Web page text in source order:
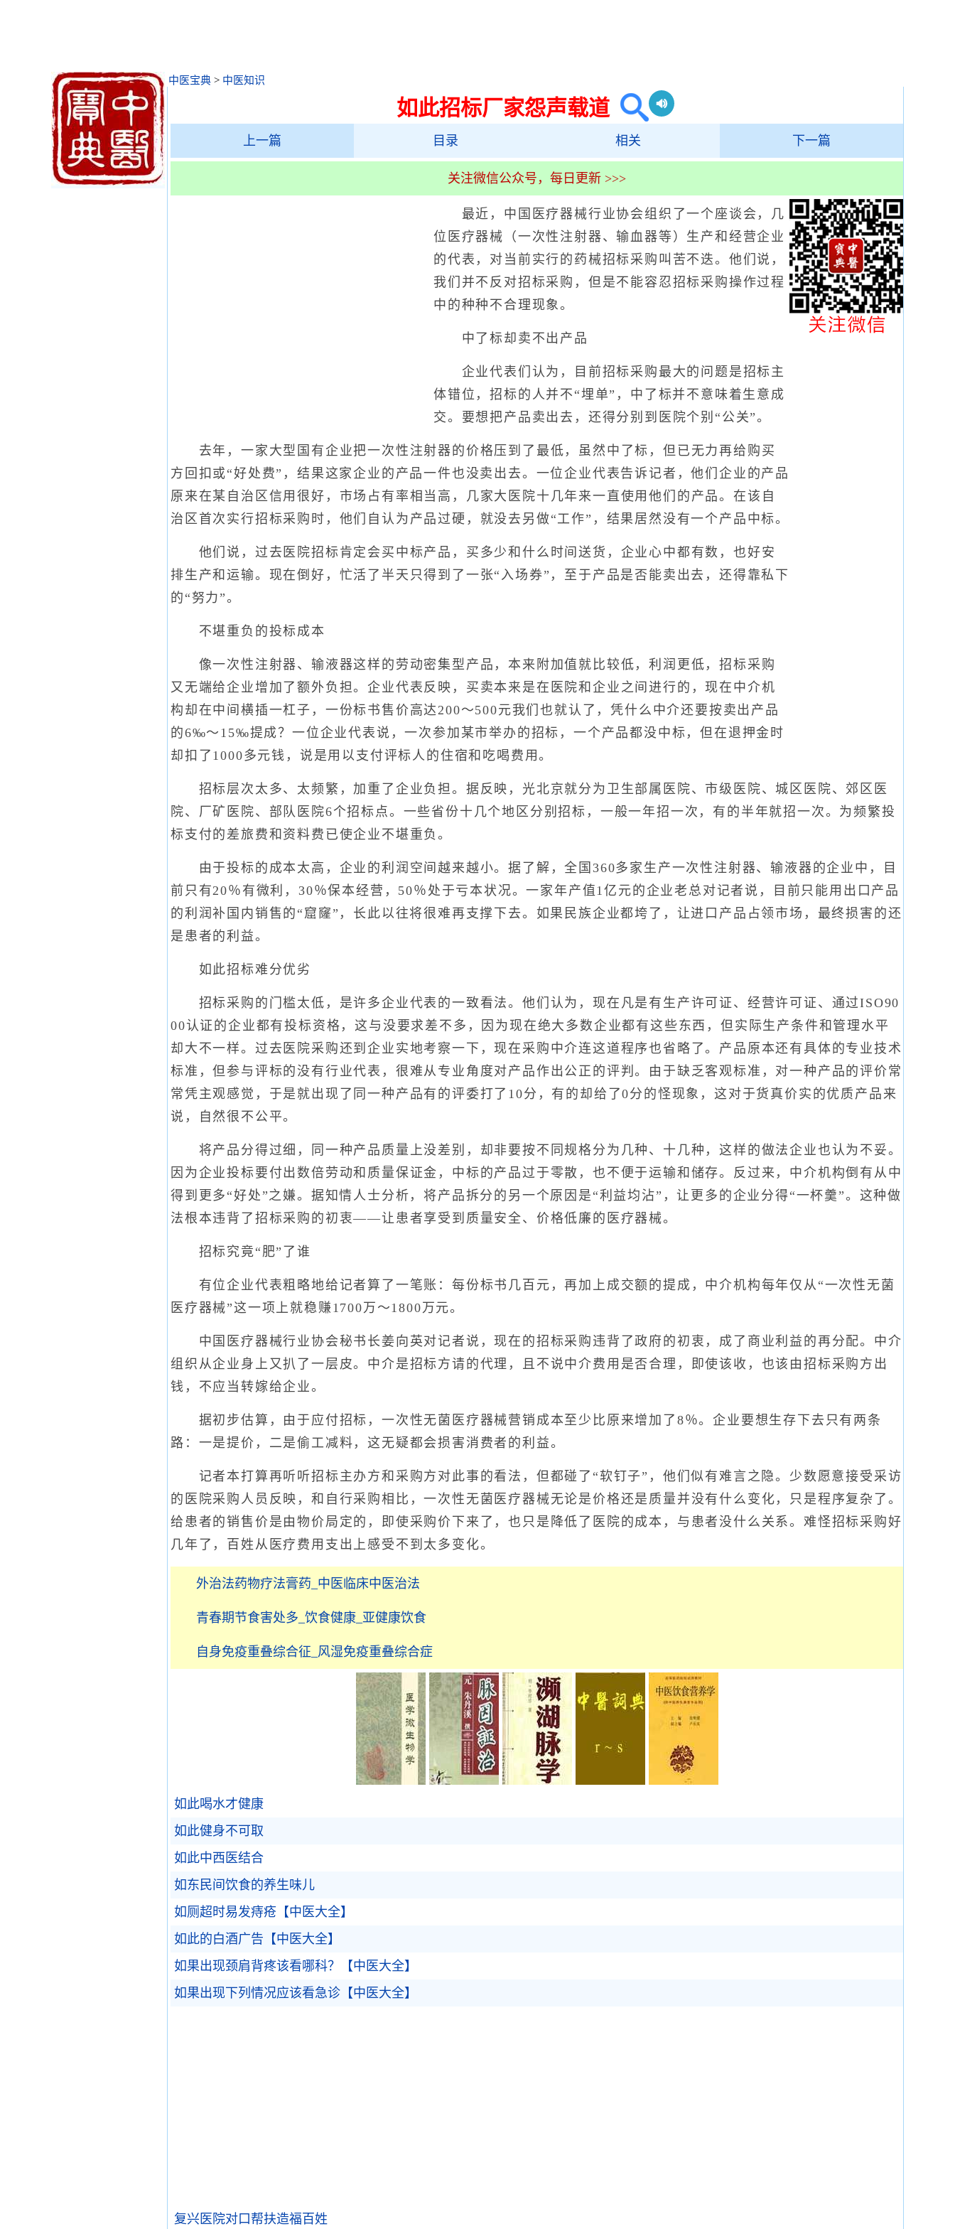
中医宝典 > 中医知识
如此招标厂家怨声载道
上一篇 目录 相关 下一篇
关注微信公众号，每日更新 >>>
最近，中国医疗器械行业协会组织了一个座谈会，几
位医疗器械（一次性注射器、输血器等）生产和经营企业
的代表，对当前实行的药械招标采购叫苦不迭。他们说，
我们并不反对招标采购，但是不能容忍招标采购操作过程
中的种种不合理现象。
中了标却卖不出产品
企业代表们认为，目前招标采购最大的问题是招标主
体错位，招标的人并不“埋单”，中了标并不意味着生意成
交。要想把产品卖出去，还得分别到医院个别“公关”。
去年，一家大型国有企业把一次性注射器的价格压到了最低，虽然中了标，但已无力再给购买
方回扣或“好处费”，结果这家企业的产品一件也没卖出去。一位企业代表告诉记者，他们企业的产品
原来在某自治区信用很好，市场占有率相当高，几家大医院十几年来一直使用他们的产品。在该自
治区首次实行招标采购时，他们自认为产品过硬，就没去另做“工作”，结果居然没有一个产品中标。
他们说，过去医院招标肯定会买中标产品，买多少和什么时间送货，企业心中都有数，也好安
排生产和运输。现在倒好，忙活了半天只得到了一张“入场券”，至于产品是否能卖出去，还得靠私下
的“努力”。
不堪重负的投标成本
像一次性注射器、输液器这样的劳动密集型产品，本来附加值就比较低，利润更低，招标采购
又无端给企业增加了额外负担。企业代表反映，买卖本来是在医院和企业之间进行的，现在中介机
构却在中间横插一杠子，一份标书售价高达200～500元我们也就认了，凭什么中介还要按卖出产品
的6‰～15‰提成？一位企业代表说，一次参加某市举办的招标，一个产品都没中标，但在退押金时
却扣了1000多元钱，说是用以支付评标人的住宿和吃喝费用。
招标层次太多、太频繁，加重了企业负担。据反映，光北京就分为卫生部属医院、市级医院、城区医院、郊区医
院、厂矿医院、部队医院6个招标点。一些省份十几个地区分别招标，一般一年招一次，有的半年就招一次。为频繁投
标支付的差旅费和资料费已使企业不堪重负。
由于投标的成本太高，企业的利润空间越来越小。据了解，全国360多家生产一次性注射器、输液器的企业中，目
前只有20％有微利，30％保本经营，50％处于亏本状况。一家年产值1亿元的企业老总对记者说，目前只能用出口产品
的利润补国内销售的“窟窿”，长此以往将很难再支撑下去。如果民族企业都垮了，让进口产品占领市场，最终损害的还
是患者的利益。
如此招标难分优劣
招标采购的门槛太低，是许多企业代表的一致看法。他们认为，现在凡是有生产许可证、经营许可证、通过ISO90
00认证的企业都有投标资格，这与没要求差不多，因为现在绝大多数企业都有这些东西，但实际生产条件和管理水平
却大不一样。过去医院采购还到企业实地考察一下，现在采购中介连这道程序也省略了。产品原本还有具体的专业技术
标准，但参与评标的没有行业代表，很难从专业角度对产品作出公正的评判。由于缺乏客观标准，对一种产品的评价常
常凭主观感觉，于是就出现了同一种产品有的评委打了10分，有的却给了0分的怪现象，这对于货真价实的优质产品来
说，自然很不公平。
将产品分得过细，同一种产品质量上没差别，却非要按不同规格分为几种、十几种，这样的做法企业也认为不妥。
因为企业投标要付出数倍劳动和质量保证金，中标的产品过于零散，也不便于运输和储存。反过来，中介机构倒有从中
得到更多“好处”之嫌。据知情人士分析，将产品拆分的另一个原因是“利益均沾”，让更多的企业分得“一杯羹”。这种做
法根本违背了招标采购的初衷——让患者享受到质量安全、价格低廉的医疗器械。
招标究竟“肥”了谁
有位企业代表粗略地给记者算了一笔账：每份标书几百元，再加上成交额的提成，中介机构每年仅从“一次性无菌
医疗器械”这一项上就稳赚1700万～1800万元。
中国医疗器械行业协会秘书长姜向英对记者说，现在的招标采购违背了政府的初衷，成了商业利益的再分配。中介
组织从企业身上又扒了一层皮。中介是招标方请的代理，且不说中介费用是否合理，即使该收，也该由招标采购方出
钱，不应当转嫁给企业。
据初步估算，由于应付招标，一次性无菌医疗器械营销成本至少比原来增加了8％。企业要想生存下去只有两条
路：一是提价，二是偷工减料，这无疑都会损害消费者的利益。
记者本打算再听听招标主办方和采购方对此事的看法，但都碰了“软钉子”，他们似有难言之隐。少数愿意接受采访
的医院采购人员反映，和自行采购相比，一次性无菌医疗器械无论是价格还是质量并没有什么变化，只是程序复杂了。
给患者的销售价是由物价局定的，即使采购价下来了，也只是降低了医院的成本，与患者没什么关系。难怪招标采购好
几年了，百姓从医疗费用支出上感受不到太多变化。
外治法药物疗法膏药_中医临床中医治法
青春期节食害处多_饮食健康_亚健康饮食
自身免疫重叠综合征_风湿免疫重叠综合症
如此喝水才健康
如此健身不可取
如此中西医结合
如东民间饮食的养生味儿
如厕超时易发痔疮【中医大全】
如此的白酒广告【中医大全】
如果出现颈肩背疼该看哪科？【中医大全】
如果出现下列情况应该看急诊【中医大全】
复兴医院对口帮扶造福百姓